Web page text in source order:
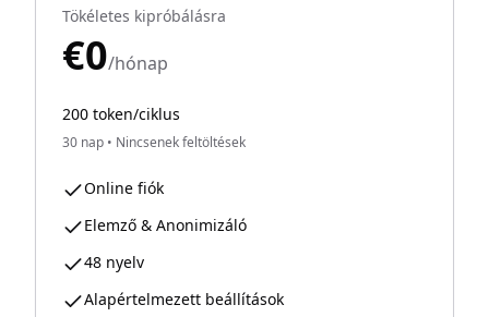
Tökéletes kipróbálásra
€0/hónap
200 token/ciklus
30 nap • Nincsenek feltöltések
Online fiók
Elemző & Anonimizáló
48 nyelv
Alapértelmezett beállítások